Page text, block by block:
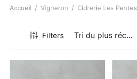
Accueil / Vigneron / Cidrerie Les Pentes
Filters